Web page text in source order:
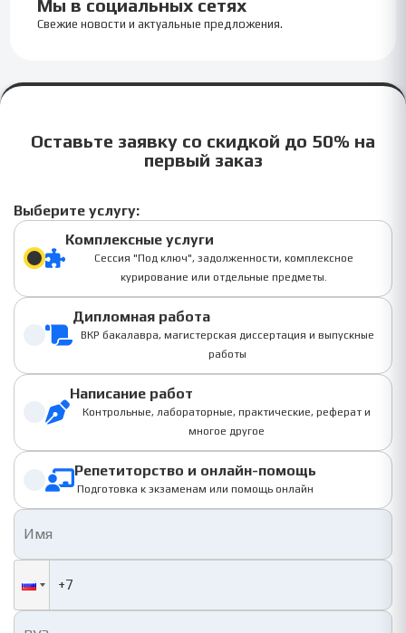
Мы в социальных сетях
Свежие новости и актуальные предложения.
Оставьте заявку со скидкой до 50% на
первый заказ
Выберите услугу:
Комплексные услуги
Сессия "Под ключ", задолженности, комплексное
курирование или отдельные предметы.
Дипломная работа
ВКР бакалавра, магистерская диссертация и выпускные
работы
Написание работ
Контрольные, лабораторные, практические, реферат и
многое другое
Репетиторство и онлайн-помощь
Подготовка к экзаменам или помощь онлайн